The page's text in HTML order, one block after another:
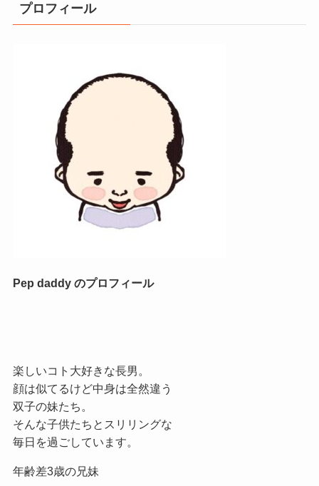
プロフィール
Pep daddy のプロフィール
楽しいコト大好きな長男。
顔は似てるけど中身は全然違う
双子の妹たち。
そんな子供たちとスリリングな
毎日を過ごしています。
年齢差3歳の兄妹